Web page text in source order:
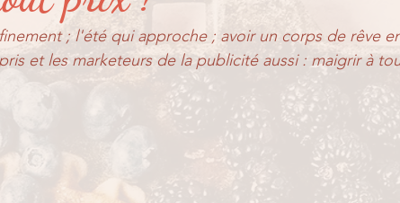
Partage de suivi... Pour les petits...
; l'été qui approche ; avoir un corps de rêve
et les marketeurs de la publicité aussi : maigrir à